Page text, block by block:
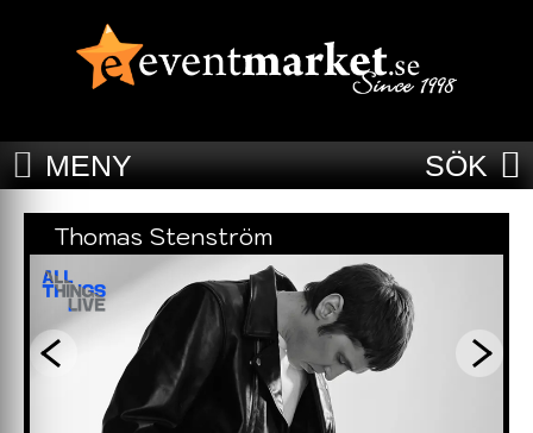
MENY SÖK
Thomas Stenström